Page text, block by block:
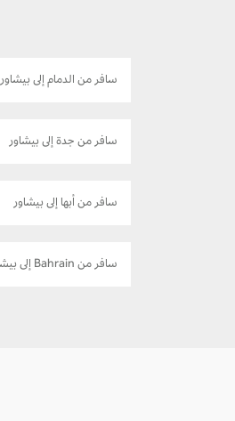
سافر من الدمام إلى بيشاور
سافر من جدة إلى بيشاور
سافر من أبها إلى بيشاور
سافر من Bahrain إلى بيشاور